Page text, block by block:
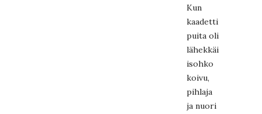
Kun
kaadettiin
puita oli
lähekkäin
isohko
koivu,
pihlaja
ja nuori